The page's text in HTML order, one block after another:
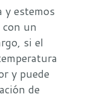
y estemos
un
si el
y puede
de